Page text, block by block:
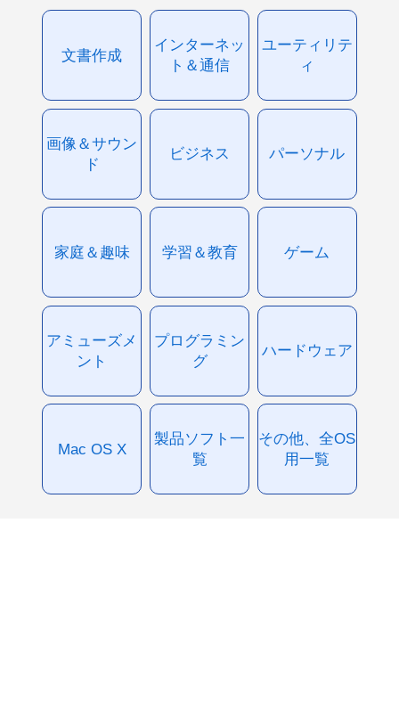
文書作成
インターネッ
ト＆通信
ユーティリテ
ィ
画像＆サウン
ド
ビジネス パーソナル
家庭＆趣味 学習＆教育 ゲーム
アミューズメ
ント
プログラミン
グ
ハードウェア
Mac OS X
製品ソフト一
覧
その他、全OS
用一覧